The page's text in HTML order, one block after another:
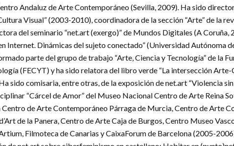
Andaluz de Arte Contemporáneo (Sevilla, 2009). Ha sido
Visual” (2003-2010), coordinadora de la sección “Arte” de la
del seminario “net.art (exergo)” de Mundos Digitales (A Coruña,
Internet. Dinámicas del sujeto conectado” (Universidad Autónoma
parte del grupo de trabajo “Arte, Ciencia y Tecnología” de la
(FECYT) y ha sido relatora del libro verde “La intersección
sido comisaria, entre otras, de la exposición de net.art “Violencia
“Cárcel de Amor” del Museo Nacional Centro de Arte Reina
de Arte Contemporáneo Párraga de Murcia, Centro de Arte
de la Panera, Centro de Arte Caja de Burgos, Centro Museo
Filmoteca de Canarias y CaixaForum de Barcelona (2005-